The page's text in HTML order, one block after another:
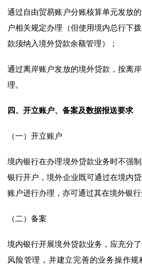
通过自由贸易账户分账核算单元发放
户相关规定办理（但使用境内总行下
款须纳入境外贷款余额管理）；
通过离岸账户发放的境外贷款，按离
理。
四、开立账户、备案及数据报送要求
（一）开立账户
境内银行在办理境外贷款业务时不强
银行开户，境外企业既可通过在境内
账户进行办理，亦可通过其在境外银行
（二）备案
境内银行开展境外贷款业务，应充分
风险管理，并建立完善的业务操作规